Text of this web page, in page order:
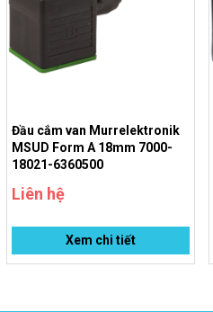
rút để tránh lực tác động lên đầu nối.
Đầu cắm van Murrelektronik
MSUD Form A 18mm 7000-
18021-6360500
Liên hệ
Xem chi tiết